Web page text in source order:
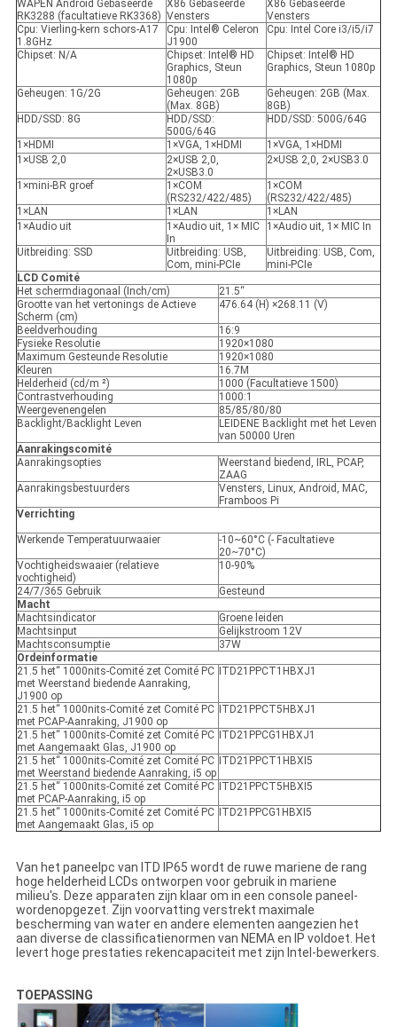
WAPEN Android Gebaseerde
RK3288 (facultatieve RK3368)
X86 Gebaseerde
Vensters
X86 Gebaseerde
Vensters
Cpu: Vierling-kern schors-A17
1.8GHz
Cpu: Intel® Celeron
J1900
Cpu: Intel Core i3/i5/i7
Chipset: N/A
Chipset: Intel® HD
Graphics, Steun
1080p
Chipset: Intel® HD
Graphics, Steun 1080p
Geheugen: 1G/2G
Geheugen: 2GB
(Max. 8GB)
Geheugen: 2GB (Max.
8GB)
HDD/SSD: 8G
HDD/SSD:
500G/64G
HDD/SSD: 500G/64G
1×HDMI 1×VGA, 1×HDMI
1×VGA, 1×HDMI
1×USB 2,0
2×USB 2,0,
2×USB3.0
2×USB 2,0, 2×USB3.0
1×mini-BR groef
1×COM
(RS232/422/485)
1×COM
(RS232/422/485)
1×LAN
1×LAN
1×LAN
1×Audio uit
1×Audio uit, 1× MIC
In
1×Audio uit, 1× MIC In
Uitbreiding: SSD
Uitbreiding: USB,
Com, mini-PCIe
Uitbreiding: USB, Com,
mini-PCIe
LCD Comité
Het schermdiagonaal (Inch/cm)
21.5“
Grootte van het vertonings de Actieve
Scherm (cm)
476.64 (H) ×268.11 (V)
Beeldverhouding
16:9
Fysieke Resolutie
1920×1080
Maximum Gesteunde Resolutie
1920×1080
Kleuren
16.7M
Helderheid (cd/m ²)
1000 (Facultatieve 1500)
Contrastverhouding
1000:1
Weergevenengelen
85/85/80/80
Backlight/Backlight Leven
LEIDENE Backlight met het Leven
van 50000 Uren
Aanrakingscomité
Aanrakingsopties
Weerstand biedend, IRL, PCAP,
ZAAG
Aanrakingsbestuurders
Vensters, Linux, Android, MAC,
Framboos Pi
Verrichting
Werkende Temperatuurwaaier
-10~60°C (- Facultatieve
20~70°C)
Vochtigheidswaaier (relatieve
vochtigheid)
10-90%
24/7/365 Gebruik
Gesteund
Macht
Machtsindicator
Groene leiden
Machtsinput
Gelijkstroom 12V
Machtsconsumptie
37W
Ordeinformatie
21.5 het“ 1000nits-Comité zet Comité PC
met Weerstand biedende Aanraking,
J1900 op
ITD21PPCT1HBXJ1
21.5 het“ 1000nits-Comité zet Comité PC
met PCAP-Aanraking, J1900 op
ITD21PPCT5HBXJ1
21.5 het“ 1000nits-Comité zet Comité PC
met Aangemaakt Glas, J1900 op
ITD21PPCG1HBXJ1
21.5 het“ 1000nits-Comité zet Comité PC
met Weerstand biedende Aanraking, i5 op
ITD21PPCT1HBXI5
21.5 het“ 1000nits-Comité zet Comité PC
met PCAP-Aanraking, i5 op
ITD21PPCT5HBXI5
21.5 het“ 1000nits-Comité zet Comité PC
met Aangemaakt Glas, i5 op
ITD21PPCG1HBXI5
Van het paneelpc van ITD IP65 wordt de ruwe mariene de rang
hoge helderheid LCDs ontworpen voor gebruik in mariene
milieu's. Deze apparaten zijn klaar om in een console paneel-
wordenopgezet. Zijn voorvatting verstrekt maximale
bescherming van water en andere elementen aangezien het
aan diverse de classificatienormen van NEMA en IP voldoet. Het
levert hoge prestaties rekencapaciteit met zijn Intel-bewerkers.
TOEPASSING